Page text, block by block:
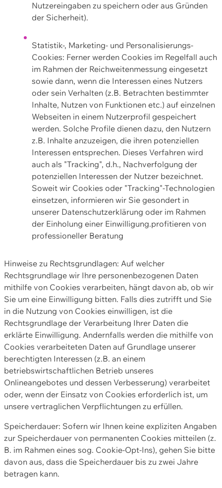
Nutzereingaben zu speichern oder aus Gründen
der Sicherheit).
Statistik-, Marketing- und Personalisierungs-
Cookies: Ferner werden Cookies im Regelfall auch
im Rahmen der Reichweitenmessung eingesetzt
sowie dann, wenn die Interessen eines Nutzers
oder sein Verhalten (z.B. Betrachten bestimmter
Inhalte, Nutzen von Funktionen etc.) auf einzelnen
Webseiten in einem Nutzerprofil gespeichert
werden. Solche Profile dienen dazu, den Nutzern
z.B. Inhalte anzuzeigen, die ihren potenziellen
Interessen entsprechen. Dieses Verfahren wird
auch als "Tracking", d.h., Nachverfolgung der
potenziellen Interessen der Nutzer bezeichnet.
Soweit wir Cookies oder "Tracking"-Technologien
einsetzen, informieren wir Sie gesondert in
unserer Datenschutzerklärung oder im Rahmen
der Einholung einer Einwilligung.profitieren von
professioneller Beratung
Hinweise zu Rechtsgrundlagen: Auf welcher
Rechtsgrundlage wir Ihre personenbezogenen Daten
mithilfe von Cookies verarbeiten, hängt davon ab, ob wir
Sie um eine Einwilligung bitten. Falls dies zutrifft und Sie
in die Nutzung von Cookies einwilligen, ist die
Rechtsgrundlage der Verarbeitung Ihrer Daten die
erklärte Einwilligung. Andernfalls werden die mithilfe von
Cookies verarbeiteten Daten auf Grundlage unserer
berechtigten Interessen (z.B. an einem
betriebswirtschaftlichen Betrieb unseres
Onlineangebotes und dessen Verbesserung) verarbeitet
oder, wenn der Einsatz von Cookies erforderlich ist, um
unsere vertraglichen Verpflichtungen zu erfüllen.
Speicherdauer: Sofern wir Ihnen keine expliziten Angaben
zur Speicherdauer von permanenten Cookies mitteilen (z.
B. im Rahmen eines sog. Cookie-Opt-Ins), gehen Sie bitte
davon aus, dass die Speicherdauer bis zu zwei Jahre
betragen kann.